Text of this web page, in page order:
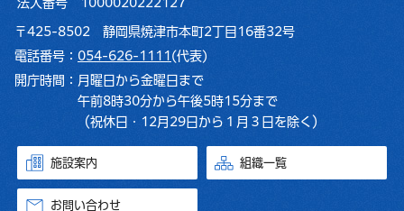
法人番号 1000020222127
〒425-8502 静岡県焼津市本町2丁目16番32号
電話番号： 054-626-1111 (代表)
開庁時間： 月曜日から金曜日まで
午前8時30分から午後5時15分まで
（祝休日・12月29日から１月３日を除く）
施設案内 組織一覧
お問い合わせ